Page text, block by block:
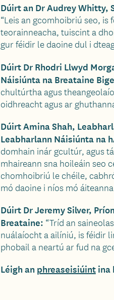
Dúirt an Dr Audrey Whitty,
“Leis an gcomhoibriú seo,
teorainneacha, tuiscint a
gur féidir le daoine dul i
Dúirt Dr Rhodri Llwyd
Náisiúnta na Breataine
chultúrtha agus
oidhreacht agus ar
Dúirt Amina Shah,
Leabharlann Náisiúnta na
domhain inár gcultúr, agus
mhaireann sna hoileáin seo
chomhoibriú le chéile,
mó daoine i níos mó
Dúirt Dr Jeremy Silver,
Breataine: “Tríd an
nuálaíocht a ailíniú, is féidir
phobail a neartú ar fud na
Léigh an phreaseisiúintina